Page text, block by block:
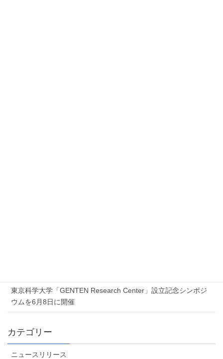
東京科学大学「GENTEN Research Center」設立記念シンポジ
ウムを6月8日に開催
カテゴリー
ニュースリリース